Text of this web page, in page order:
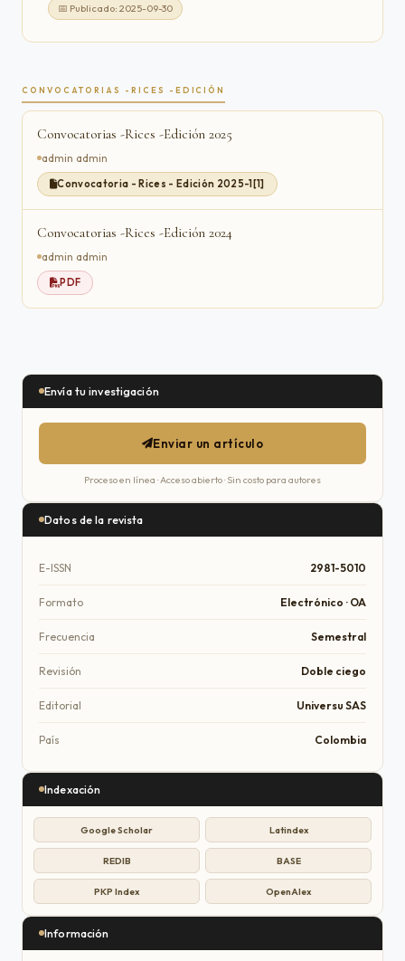
📅 Publicado: 2025-09-30
CONVOCATORIAS -RICES -EDICIÓN
Convocatorias -Rices -Edición 2025
admin admin
Convocatoria - Rices - Edición 2025-1[1]
Convocatorias -Rices -Edición 2024
admin admin
PDF
Envía tu investigación
Enviar un artículo
Proceso en línea · Acceso abierto · Sin costo para autores
Datos de la revista
E-ISSN 2981-5010
Formato Electrónico · OA
Frecuencia Semestral
Revisión Doble ciego
Editorial Universu SAS
País Colombia
Indexación
Google Scholar Latindex
REDIB BASE
PKP Index OpenAlex
Información